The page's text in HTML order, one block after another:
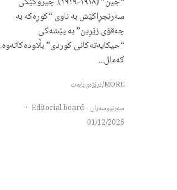
سەرنجڕاکێش بە ناوی “کوڕەکە بە
چەقۆی زێڕین” بە پێشەکی
“حیکایەتەکانی کوردی” بڵاودەکاتەوە.
کەمال...
MORE/درێژەی بابەت
سەرنووسەران - Editorial board
·
01/12/2026